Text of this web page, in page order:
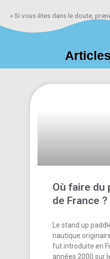
« Si vous êtes dans le doute,
Où faire du
de France ?
Le stand up
nautique
fut introduite en
années 2000 sur